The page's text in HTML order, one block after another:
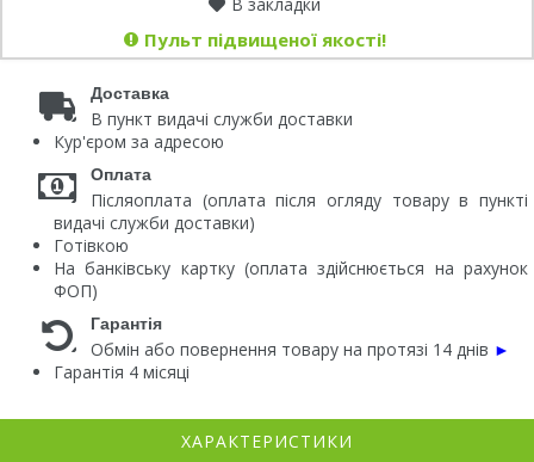
Пульт підвищеної якості!
Доставка
В пункт видачі служби доставки
Кур'єром за адресою
Оплата
Післяоплата (оплата після огляду товару в пункті
видачі служби доставки)
Готівкою
На банківську картку (оплата здійснюється на рахунок
ФОП)
Гарантія
Обмін або повернення товару на протязі 14 днів ►
Гарантія 4 місяці
ХАРАКТЕРИСТИКИ